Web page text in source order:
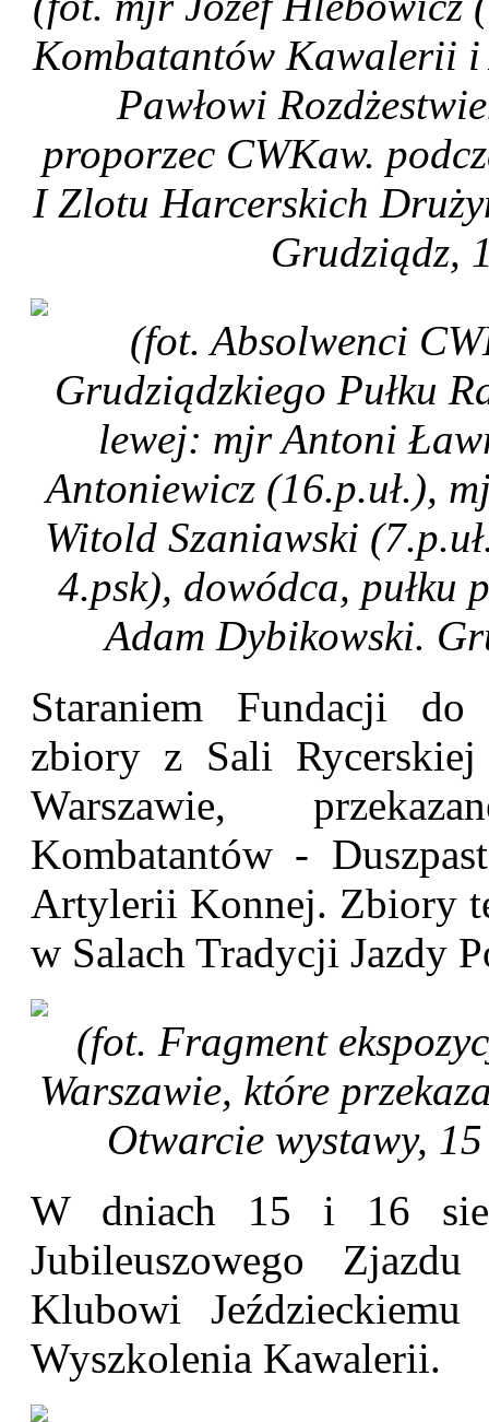
Kombatantów Kawalerii
Pawłowi
proporzec CWKaw.
I Zlotu Harcerskich
Grudziądz,
(fot. Absolwenci
Grudziądzkiego Pułku
lewej: mjr Antoni
Antoniewicz (16.p.uł.),
Witold Szaniawski
4.psk), dowódca, pułku
Adam Dybikowski.
Staraniem Fundacji do
zbiory z Sali
Warszawie,
Kombatantów -
Artylerii Konnej. Zbiory
w Salach Tradycji Jazdy
(fot. Fragment
Warszawie, które
Otwarcie wystawy,
W dniach 15 i 16
Jubileuszowego
Klubowi
Wyszkolenia Kawalerii.